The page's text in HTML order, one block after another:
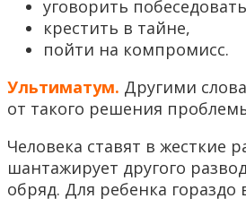
уговорить
крестить в тайне,
пойти на компромисс.
Ультиматум. Другими
от такого решения
Человека ставят в жесткие
шантажирует другого
обряд. Для ребенка